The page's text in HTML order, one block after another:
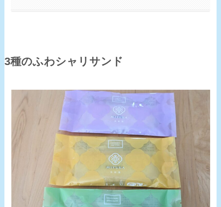
3種のふわシャリサンド